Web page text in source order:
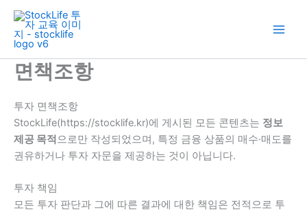
로
면책조항
투자 면책조항
StockLife(https://stocklife.kr)에 게시된 모든 콘텐츠는 정보
제공 목적 으로만 작성되었으며, 특정 금융 상품의 매수·매도를
권유하거나 투자 자문을 제공하는 것이 아닙니다.
투자 책임
모든 투자 판단과 그에 따른 결과에 대한 책임은 전적으로 투